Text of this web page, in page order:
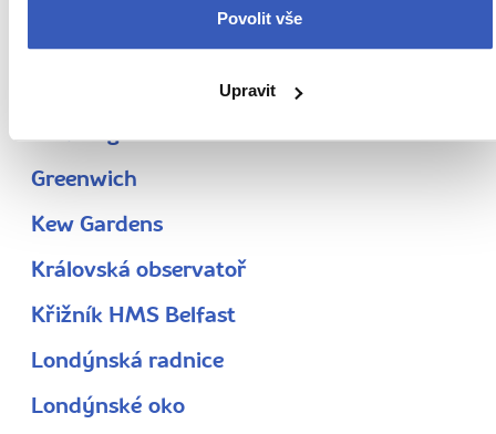
Povolit vše
Upravit
Doky sv. Kateřiny
Downing Street
Greenwich
Kew Gardens
Královská observatoř
Křižník HMS Belfast
Londýnská radnice
Londýnské oko